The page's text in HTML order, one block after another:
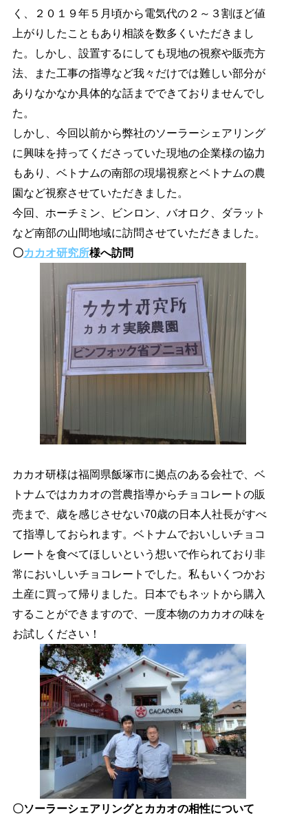
く、２０１９年５月頃から電気代の２～３割ほど値
上がりしたこともあり相談を数多くいただきまし
た。しかし、設置するにしても現地の視察や販売方
法、また工事の指導など我々だけでは難しい部分が
ありなかなか具体的な話までできておりませんでし
た。
しかし、今回以前から弊社のソーラーシェアリング
に興味を持ってくださっていた現地の企業様の協力
もあり、ベトナムの南部の現場視察とベトナムの農
園など視察させていただきました。
今回、ホーチミン、ビンロン、バオロク、ダラット
など南部の山間地域に訪問させていただきました。
〇カカオ研究所様へ訪問
カカオ研様は福岡県飯塚市に拠点のある会社で、ベ
トナムではカカオの営農指導からチョコレートの販
売まで、歳を感じさせない70歳の日本人社長がすべ
て指導しておられます。ベトナムでおいしいチョコ
レートを食べてほしいという想いで作られており非
常においしいチョコレートでした。私もいくつかお
土産に買って帰りました。日本でもネットから購入
することができますので、一度本物のカカオの味を
お試しください！
〇ソーラーシェアリングとカカオの相性について